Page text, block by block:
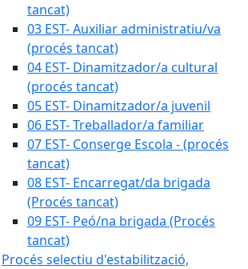
tancat)
03 EST- Auxiliar administratiu/va
(procés tancat)
04 EST- Dinamitzador/a cultural
(procés tancat)
05 EST- Dinamitzador/a juvenil
06 EST- Treballador/a familiar
07 EST- Conserge Escola - (procés
tancat)
08 EST- Encarregat/da brigada
(Procés tancat)
09 EST- Peó/na brigada (Procés
tancat)
Procés selectiu d'estabilització,